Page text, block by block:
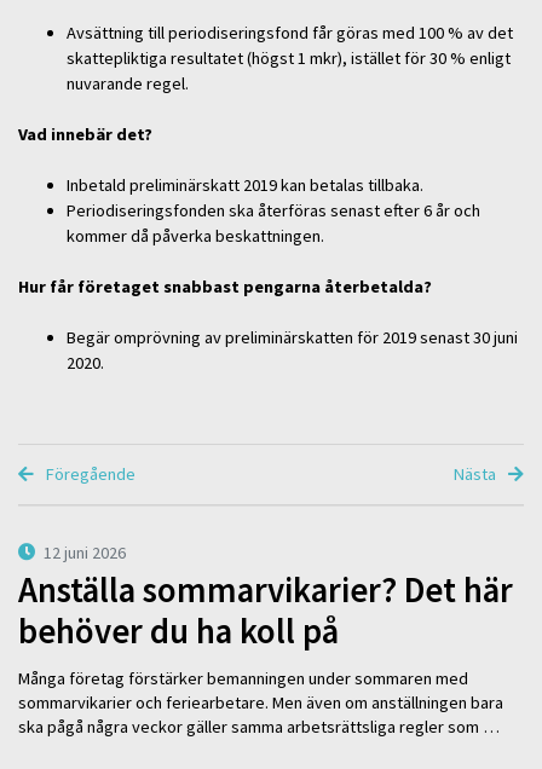
Avsättning till periodiseringsfond får göras med 100 % av det
skattepliktiga resultatet (högst 1 mkr), istället för 30 % enligt
nuvarande regel.
Vad innebär det?
Inbetald preliminärskatt 2019 kan betalas tillbaka.
Periodiseringsfonden ska återföras senast efter 6 år och
kommer då påverka beskattningen.
Hur får företaget snabbast pengarna återbetalda?
Begär omprövning av preliminärskatten för 2019 senast 30 juni
2020.
Föregående Nästa
12 juni 2026
Anställa sommarvikarier? Det här
behöver du ha koll på
Många företag förstärker bemanningen under sommaren med
sommarvikarier och feriearbetare. Men även om anställningen bara
ska pågå några veckor gäller samma arbetsrättsliga regler som …